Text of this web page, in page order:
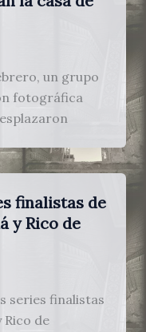
un grupo
fotográfica
finalistas de
y Rico de
series finalistas
Rico de